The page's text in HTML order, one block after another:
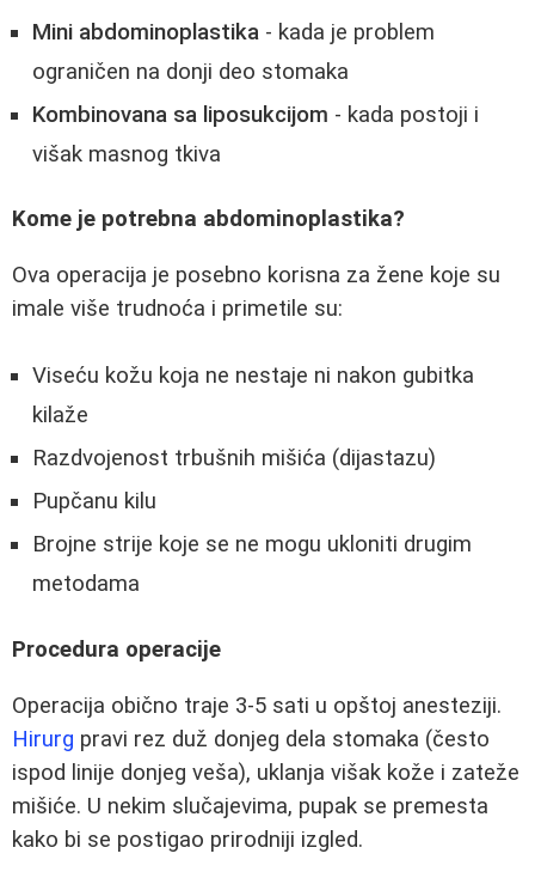
Mini abdominoplastika - kada je problem
ograničen na donji deo stomaka
Kombinovana sa liposukcijom - kada postoji i
višak masnog tkiva
Kome je potrebna abdominoplastika?
Ova operacija je posebno korisna za žene koje su
imale više trudnoća i primetile su:
Viseću kožu koja ne nestaje ni nakon gubitka
kilaže
Razdvojenost trbušnih mišića (dijastazu)
Pupčanu kilu
Brojne strije koje se ne mogu ukloniti drugim
metodama
Procedura operacije
Operacija obično traje 3-5 sati u opštoj anesteziji.
Hirurg pravi rez duž donjeg dela stomaka (često
ispod linije donjeg veša), uklanja višak kože i zateže
mišiće. U nekim slučajevima, pupak se premesta
kako bi se postigao prirodniji izgled.